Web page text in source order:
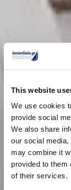
This website
We use cookies
provide social
We also share
our social
may combine it
provided to them
of their services.